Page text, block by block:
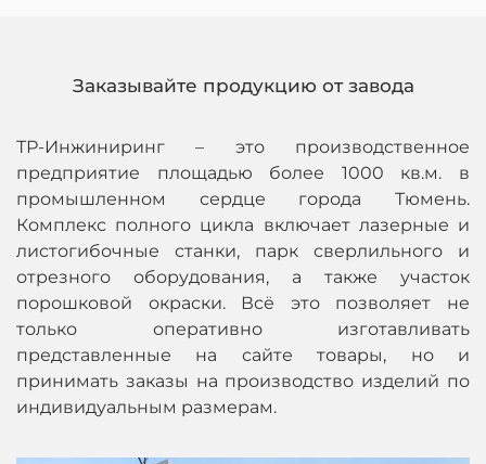
Заказывайте продукцию от завода
ТР-Инжиниринг – это производственное
предприятие площадью более 1000 кв.м. в
промышленном сердце города Тюмень.
Комплекс полного цикла включает лазерные и
листогибочные станки, парк сверлильного и
отрезного оборудования, а также участок
порошковой окраски. Всё это позволяет не
только оперативно изготавливать
представленные на сайте товары, но и
принимать заказы на производство изделий по
индивидуальным размерам.